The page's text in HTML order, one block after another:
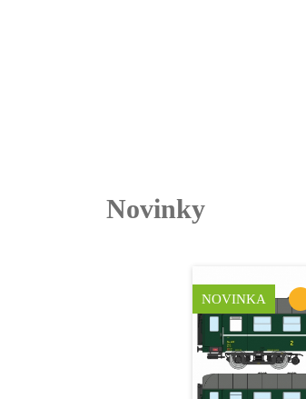
Novinky
NOVINKA